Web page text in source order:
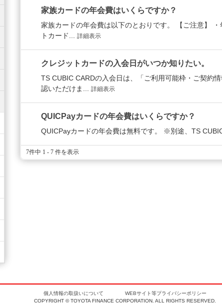
家族カードの年会費はいくらですか？
家族カードの年会費は以下のとおりです。 【ご注意】
トカード...
詳細表示
クレジットカードの入会日がいつか知りたい。
TS CUBIC CARDの入会日は、「ご利用可能枠・ご契約
認いただけま...
詳細表示
QUICPayカードの年会費はいくらですか？
QUICPayカードの年会費は無料です。 ※別途、TS
7件中 1 - 7 件を表示
個人情報の取扱いについて
WEBサイト等プライバシーポリシー
COPYRIGHT © TOYOTA FINANCE CORPORATION. ALL RIGHTS RESERVED.